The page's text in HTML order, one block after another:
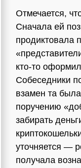
Отмечается,
Сначала ей
продиктовала
кто-то
Собеседники
взамен та
поручению
забирать
уточняется —
получала